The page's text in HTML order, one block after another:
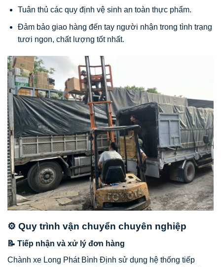
Tuân thủ các quy định vệ sinh an toàn thực phẩm.
Đảm bảo giao hàng đến tay người nhận trong tình trạng
tươi ngon, chất lượng tốt nhất.
⚙️ Quy trình vận chuyển chuyên nghiệp
📝 Tiếp nhận và xử lý đơn hàng
Chành xe Long Phát Bình Định sử dụng hệ thống tiếp